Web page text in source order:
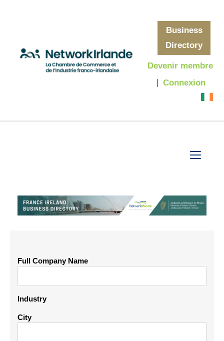
Business
Directory
Devenir membre
Connexion
Full Company Name
Industry
City